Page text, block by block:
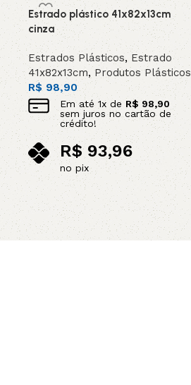
Estrado plástico 41x82x13cm
cinza
Estrados Plásticos, Estrado
41x82x13cm, Produtos Plásticos
R$98,90
Em até 1x de R$ 98,90
sem juros no cartão de
crédito!
R$93,96
no pix
Adicionar ao carrinho